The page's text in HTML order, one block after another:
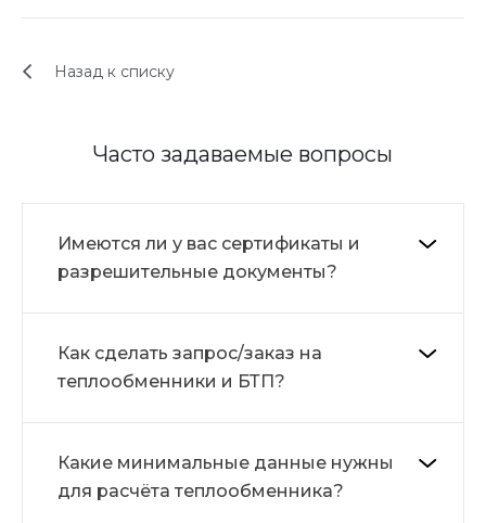
Назад к списку
Часто задаваемые вопросы
Имеются ли у вас сертификаты и
разрешительные документы?
Как сделать запрос/заказ на
теплообменники и БТП?
Какие минимальные данные нужны
для расчёта теплообменника?